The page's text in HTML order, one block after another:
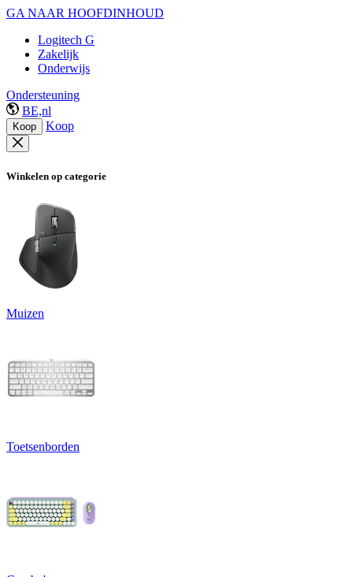
GA NAAR HOOFDINHOUD
Logitech G
Zakelijk
Onderwijs
Ondersteuning
BE,nl
Koop Koop
Winkelen op categorie
Muizen
Toetsenborden